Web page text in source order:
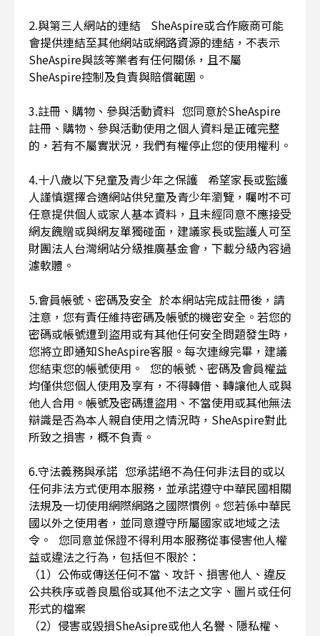
2.與第三人網站的連結 SheAspire或合作廠商可能
會提供連結至其他網站或網路資源的連結，不表示
SheAspire與該等業者有任何關係，且不屬
SheAspire控制及負責與賠償範圍。
3.註冊、購物、參與活動資料 您同意於SheAspire
註冊、購物、參與活動使用之個人資料是正確完整
的，若有不屬實狀況，我們有權停止您的使用權利。
4.十八歲以下兒童及青少年之保護 希望家長或監護
人謹慎選擇合適網站供兒童及青少年瀏覽，囑咐不可
任意提供個人或家人基本資料，且未經同意不應接受
網友餽贈或與網友單獨碰面，建議家長或監護人可至
財團法人台灣網站分級推廣基金會，下載分級內容過
濾軟體。
5.會員帳號、密碼及安全 於本網站完成註冊後，請
注意，您有責任維持密碼及帳號的機密安全。若您的
密碼或帳號遭到盜用或有其他任何安全問題發生時，
您將立即通知SheAspire客服。每次連線完畢，建議
您結束您的帳號使用。 您的帳號、密碼及會員權益
均僅供您個人使用及享有，不得轉借、轉讓他人或與
他人合用。帳號及密碼遭盜用、不當使用或其他無法
辯識是否為本人親自使用之情況時，SheAspire對此
所致之損害，概不負責。
6.守法義務與承諾 您承諾絕不為任何非法目的或以
任何非法方式使用本服務，並承諾遵守中華民國相關
法規及一切使用網際網路之國際慣例。您若係中華民
國以外之使用者，並同意遵守所屬國家或地域之法
令。 您同意並保證不得利用本服務從事侵害他人權
益或違法之行為，包括但不限於：
（1）公佈或傳送任何不當、攻訐、損害他人、違反
公共秩序或善良風俗或其他不法之文字、圖片或任何
形式的檔案
（2）侵害或毀損SheAsipre或他人名譽、隱私權、